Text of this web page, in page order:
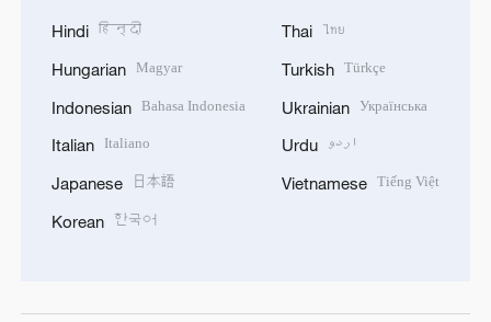
Hindi हिन्दी
Hungarian Magyar
Indonesian Bahasa Indonesia
Italian Italiano
Japanese 日本語
Korean 한국어
Thai ไทย
Turkish Türkçe
Ukrainian Українська
Urdu اردو
Vietnamese Tiếng Việt